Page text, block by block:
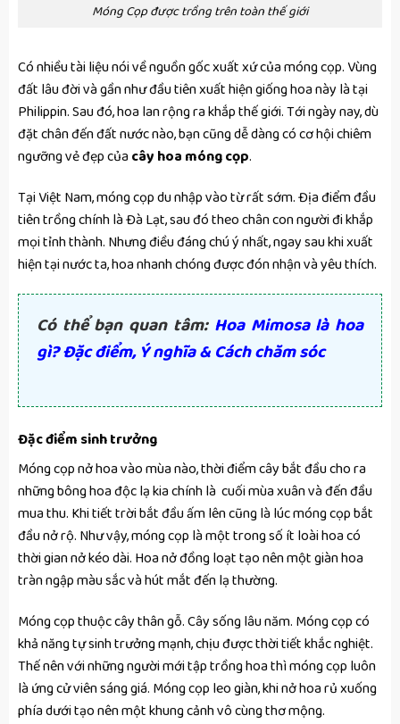
Móng Cọp được trồng trên toàn thế giới
Có nhiều tài liệu nói về nguồn gốc xuất xứ của móng cọp. Vùng
đất lâu đời và gần như đầu tiên xuất hiện giống hoa này là tại
Philippin. Sau đó, hoa lan rộng ra khắp thế giới. Tới ngày nay, dù
đặt chân đến đất nước nào, bạn cũng dễ dàng có cơ hội chiêm
ngưỡng vẻ đẹp của cây hoa móng cọp.
Tại Việt Nam, móng cọp du nhập vào từ rất sớm. Địa điểm đầu
tiên trồng chính là Đà Lạt, sau đó theo chân con người đi khắp
mọi tỉnh thành. Nhưng điều đáng chú ý nhất, ngay sau khi xuất
hiện tại nước ta, hoa nhanh chóng được đón nhận và yêu thích.
Có thể bạn quan tâm: Hoa Mimosa là hoa
gì? Đặc điểm, Ý nghĩa & Cách chăm sóc
Đặc điểm sinh trưởng
Móng cọp nở hoa vào mùa nào, thời điểm cây bắt đầu cho ra
những bông hoa độc lạ kia chính là cuối mùa xuân và đến đầu
mua thu. Khi tiết trời bắt đầu ấm lên cũng là lúc móng cọp bắt
đầu nở rộ. Như vậy, móng cọp là một trong số ít loài hoa có
thời gian nở kéo dài. Hoa nở đồng loạt tạo nên một giàn hoa
tràn ngập màu sắc và hút mắt đến lạ thường.
Móng cọp thuộc cây thân gỗ. Cây sống lâu năm. Móng cọp có
khả năng tự sinh trưởng mạnh, chịu được thời tiết khắc nghiệt.
Thế nên với những người mới tập trồng hoa thì móng cọp luôn
là ứng cử viên sáng giá. Móng cọp leo giàn, khi nở hoa rủ xuống
phía dưới tạo nên một khung cảnh vô cùng thơ mộng.